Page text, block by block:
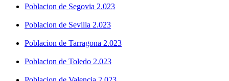
Poblacion de Segovia 2.023
Poblacion de Sevilla 2.023
Poblacion de Tarragona 2.023
Poblacion de Toledo 2.023